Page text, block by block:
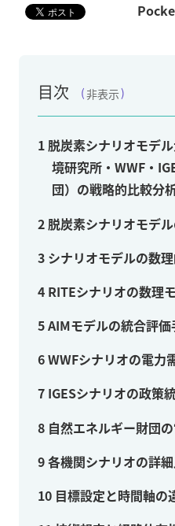
目次 非表示
1脱炭素シナリオモデ
境研究所・WWF・
団）の戦略的比較分
2 脱炭素シナリオモデ
3 シナリオモデルの数
4 RITEシナリオの数理
5AIMモデルの統合評価
6WWFシナリオの電力
7 IGESシナリオの政策
8 自然エネルギー財団
9各機関シナリオの詳
10 目標設定と時間軸の